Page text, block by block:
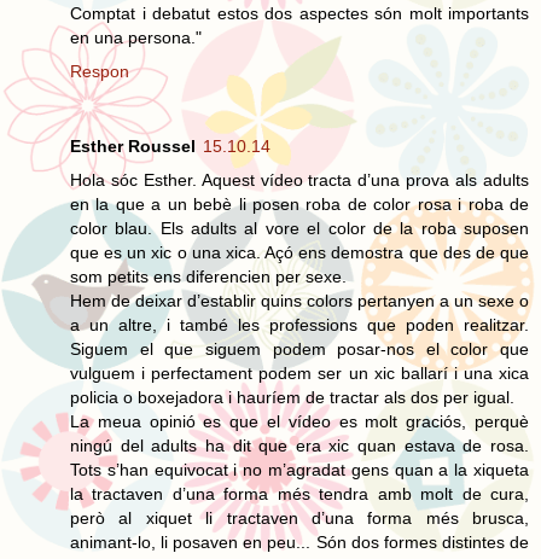
Comptat i debatut estos dos aspectes són molt importants
en una persona."
Respon
Esther Roussel 15.10.14
Hola sóc Esther. Aquest vídeo tracta d’una prova als adults
en la que a un bebè li posen roba de color rosa i roba de
color blau. Els adults al vore el color de la roba suposen
que es un xic o una xica. Açó ens demostra que des de que
som petits ens diferencien per sexe.
Hem de deixar d’establir quins colors pertanyen a un sexe o
a un altre, i també les professions que poden realitzar.
Siguem el que siguem podem posar-nos el color que
vulguem i perfectament podem ser un xic ballarí i una xica
policia o boxejadora i hauríem de tractar als dos per igual.
La meua opinió es que el vídeo es molt graciós, perquè
ningú del adults ha dit que era xic quan estava de rosa.
Tots s’han equivocat i no m’agradat gens quan a la xiqueta
la tractaven d’una forma més tendra amb molt de cura,
però al xiquet li tractaven d’una forma més brusca,
animant-lo, li posaven en peu... Són dos formes distintes de